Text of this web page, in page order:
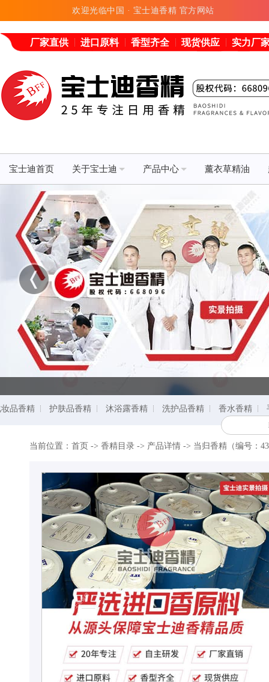
欢迎光临中国 · 宝士迪香精 官方网站
厂家直供 进口原料 香型齐全 现货供应 实力厂
宝士迪首页 关于宝士迪 产品中心 薰衣草精油
品香精 护肤品香精 沐浴露香精 洗护品香精 香水香精
当前位置： 首页 -> 香精目录 -> 产品详情 -> 当归香精（编号：